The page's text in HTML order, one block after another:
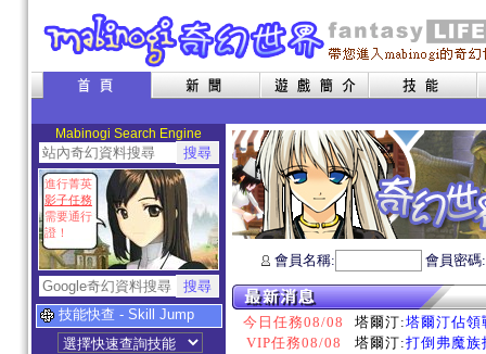
Mabinogi Search Engine
進行菁英
影子任務
需要通行
證！
技能快查 - Skill Jump
會員名稱: 會員密
今日任務08/08 塔爾汀:塔爾汀佔領
VIP任務08/08
塔爾汀:打倒弗魔族